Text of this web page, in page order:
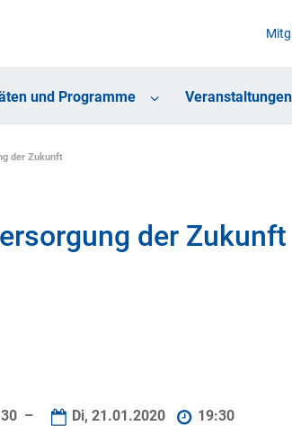
und Programme Veranstaltungen
der Zukunft
der Zukunft
– Di, 21.01.2020
19:30